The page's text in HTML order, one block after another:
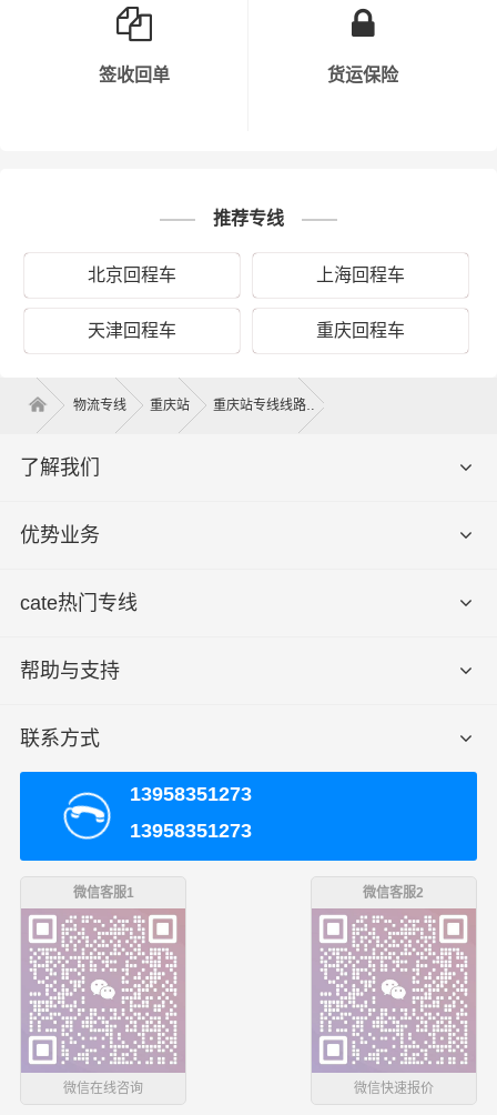
5、危险品：需要特殊运输和安全措施的化
学品、气体、液体、易燃物等。
6、轿车托运：私人小轿车托运、4S店轿车
以上是重庆德时物流对关于重庆到五家渠运
效可能受到天气等其他外部因素影响
重庆到五家渠回程车物流平台，可调配各种车辆，运输车
辆均安装GPS卫星定位系统，全程约2450.04公里，运输时
效大约需29.5小时，全程透明可视化操作。我们车型丰
高栏车、集装箱，满足了货主对各种类型货物运输要求交
构！可以根据客户需要做到门对门的服务，建立服务客户
引进具有高科技含量的信息技术与设备，确保服务质量的
重庆发货须知
1、客户需清楚货物的具体重量和具体方数和货物名称以及
包装方式，我司才能根据具体情况给予合适报价；
2、货物内不可携带管制器材以及易燃易爆等危险品，若有
隐瞒我司有权交由相关部门进行处理；
3、我司目前对于新客户发货仅支持运费现付或到付，若有
回单付、月结等其他支付方式，我司根据实际情况进行调
整；
五家渠收货须知
签收回单 货运保险
推荐专线
北京回程车 上海回程车
天津回程车 重庆回程车
物流专线 重庆站 重庆站专线线路
了解我们
优势业务
cate热门专线
帮助与支持
联系方式
13958351273
13958351273
微信客服1
微信在线咨询
微信客服2
微信快速报价